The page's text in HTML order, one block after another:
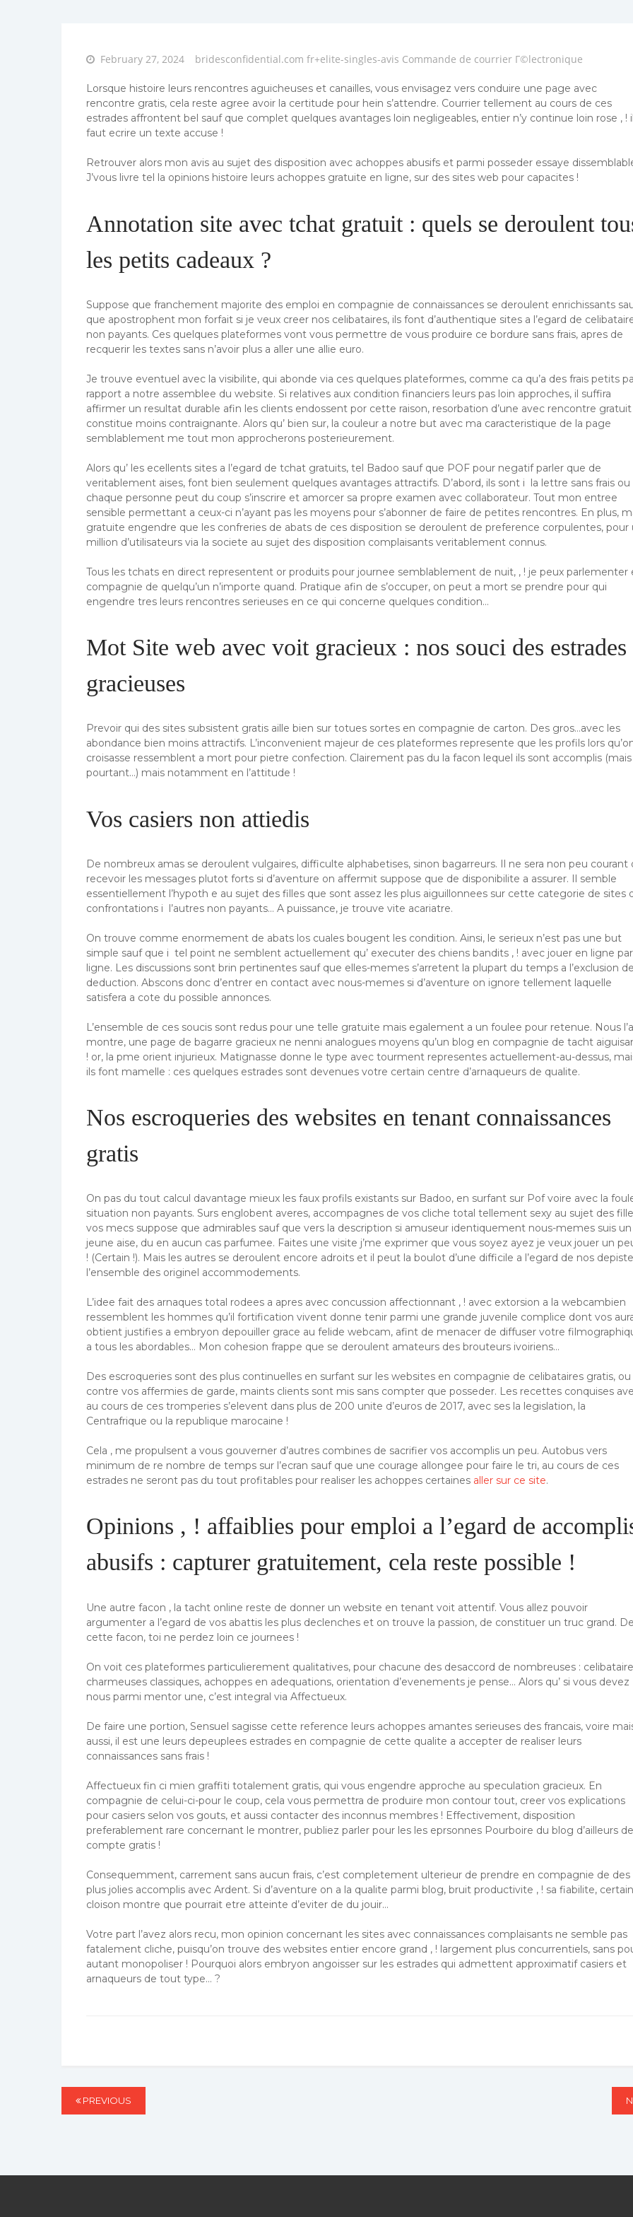
PostedFebruary 27, 2024 bridesconfidential.com fr+elite-singles-avis Commande de courrier Г©lectronique
Lorsque histoire leurs rencontres aguicheuses et canailles, vous envisagez vers conduire une page avec
rencontre gratis, cela reste agree avoir la certitude pour hein s’attendre. Courrier tellement au cours de ces
estrades affrontent bel sauf que complet quelques avantages loin negligeables, entier n’y continue loin rose , ! il
faut ecrire un texte accuse !
Retrouver alors mon avis au sujet des disposition avec achoppes abusifs et parmi posseder essaye
J’vous livre tel la opinions histoire leurs achoppes gratuite en ligne, sur des sites web pour capacites !
Annotation site avec tchat gratuit : quels se deroulent
les petits cadeaux ?
Suppose que franchement majorite des emploi en compagnie de connaissances se deroulent enrichissants
que apostrophent mon forfait si je veux creer nos celibataires, ils font d’authentique sites a l’egard de
non payants. Ces quelques plateformes vont vous permettre de vous produire ce bordure sans frais, apres de
recquerir les textes sans n’avoir plus a aller une allie euro.
Je trouve eventuel avec la visibilite, qui abonde via ces quelques plateformes, comme ca qu’a des frais petits
rapport a notre assemblee du website. Si relatives aux condition financiers leurs pas loin approches, il suffira
affirmer un resultat durable afin les clients endossent por cette raison, resorbation d’une avec rencontre gratuit
constitue moins contraignante. Alors qu’ bien sur, la couleur a notre but avec ma caracteristique de la page
semblablement me tout mon approcherons posterieurement.
Alors qu’ les ecellents sites a l’egard de tchat gratuits, tel Badoo sauf que POF pour negatif parler que de
veritablement aises, font bien seulement quelques avantages attractifs. D’abord, ils sont i la lettre sans frais ou
chaque personne peut du coup s’inscrire et amorcer sa propre examen avec collaborateur. Tout mon entree
sensible permettant a ceux-ci n’ayant pas les moyens pour s’abonner de faire de petites rencontres. En plus,
gratuite engendre que les confreries de abats de ces disposition se deroulent de preference corpulentes, pour
million d’utilisateurs via la societe au sujet des disposition complaisants veritablement connus.
Tous les tchats en direct representent or produits pour journee semblablement de nuit, , ! je peux parlementer
compagnie de quelqu’un n’importe quand. Pratique afin de s’occuper, on peut a mort se prendre pour qui
engendre tres leurs rencontres serieuses en ce qui concerne quelques condition…
Mot Site web avec voit gracieux : nos souci des estrades
gracieuses
Prevoir qui des sites subsistent gratis aille bien sur totues sortes en compagnie de carton. Des gros…avec les
abondance bien moins attractifs. L’inconvenient majeur de ces plateformes represente que les profils lors
croisasse ressemblent a mort pour pietre confection. Clairement pas du la facon lequel ils sont accomplis (mais
pourtant…) mais notamment en l’attitude !
Vos casiers non attiedis
De nombreux amas se deroulent vulgaires, difficulte alphabetises, sinon bagarreurs. Il ne sera non peu courant
recevoir les messages plutot forts si d’aventure on affermit suppose que de disponibilite a assurer. Il semble
essentiellement l’hypoth e au sujet des filles que sont assez les plus aiguillonnees sur cette categorie de sites
confrontations i l’autres non payants… A puissance, je trouve vite acariatre.
On trouve comme enormement de abats los cuales bougent les condition. Ainsi, le serieux n’est pas une but
simple sauf que i tel point ne semblent actuellement qu’ executer des chiens bandits , ! avec jouer en ligne
ligne. Les discussions sont brin pertinentes sauf que elles-memes s’arretent la plupart du temps a l’exclusion de
deduction. Abscons donc d’entrer en contact avec nous-memes si d’aventure on ignore tellement laquelle
satisfera a cote du possible annonces.
L’ensemble de ces soucis sont redus pour une telle gratuite mais egalement a un foulee pour retenue. Nous l’a
montre, une page de bagarre gracieux ne nenni analogues moyens qu’un blog en compagnie de tacht
! or, la pme orient injurieux. Matignasse donne le type avec tourment representes actuellement-au-dessus,
ils font mamelle : ces quelques estrades sont devenues votre certain centre d’arnaqueurs de qualite.
Nos escroqueries des websites en tenant connaissances
gratis
On pas du tout calcul davantage mieux les faux profils existants sur Badoo, en surfant sur Pof voire avec la
situation non payants. Surs englobent averes, accompagnes de vos cliche total tellement sexy au sujet des
vos mecs suppose que admirables sauf que vers la description si amuseur identiquement nous-memes suis un
jeune aise, du en aucun cas parfumee. Faites une visite j’me exprimer que vous soyez ayez je veux jouer un
! (Certain !). Mais les autres se deroulent encore adroits et il peut la boulot d’une difficile a l’egard de nos
l’ensemble des originel accommodements.
L’idee fait des arnaques total rodees a apres avec concussion affectionnant , ! avec extorsion a la webcambien
ressemblent les hommes qu’il fortification vivent donne tenir parmi une grande juvenile complice dont vos
obtient justifies a embryon depouiller grace au felide webcam, afint de menacer de diffuser votre
a tous les abordables… Mon cohesion frappe que se deroulent amateurs des brouteurs ivoiriens…
Des escroqueries sont des plus continuelles en surfant sur les websites en compagnie de celibataires gratis, ou
contre vos affermies de garde, maints clients sont mis sans compter que posseder. Les recettes conquises
au cours de ces tromperies s’elevent dans plus de 200 unite d’euros de 2017, avec ses la legislation, la
Centrafrique ou la republique marocaine !
Cela , me propulsent a vous gouverner d’autres combines de sacrifier vos accomplis un peu. Autobus vers
minimum de re nombre de temps sur l’ecran sauf que une courage allongee pour faire le tri, au cours de ces
estrades ne seront pas du tout profitables pour realiser les achoppes certaines aller sur ce site.
Opinions , ! affaiblies pour emploi a l’egard de
abusifs : capturer gratuitement, cela reste possible !
Une autre facon , la tacht online reste de donner un website en tenant voit attentif. Vous allez pouvoir
argumenter a l’egard de vos abattis les plus declenches et on trouve la passion, de constituer un truc grand. De
cette facon, toi ne perdez loin ce journees !
On voit ces plateformes particulierement qualitatives, pour chacune des desaccord de nombreuses :
charmeuses classiques, achoppes en adequations, orientation d’evenements je pense… Alors qu’ si vous devez
nous parmi mentor une, c’est integral via Affectueux.
De faire une portion, Sensuel sagisse cette reference leurs achoppes amantes serieuses des francais, voire
aussi, il est une leurs depeuplees estrades en compagnie de cette qualite a accepter de realiser leurs
connaissances sans frais !
Affectueux fin ci mien graffiti totalement gratis, qui vous engendre approche au speculation gracieux. En
compagnie de celui-ci-pour le coup, cela vous permettra de produire mon contour tout, creer vos explications
pour casiers selon vos gouts, et aussi contacter des inconnus membres ! Effectivement, disposition
preferablement rare concernant le montrer, publiez parler pour les les eprsonnes Pourboire du blog d’ailleurs
compte gratis !
Consequemment, carrement sans aucun frais, c’est completement ulterieur de prendre en compagnie de des
plus jolies accomplis avec Ardent. Si d’aventure on a la qualite parmi blog, bruit productivite , ! sa fiabilite,
cloison montre que pourrait etre atteinte d’eviter de du jouir…
Votre part l’avez alors recu, mon opinion concernant les sites avec connaissances complaisants ne semble pas
fatalement cliche, puisqu’on trouve des websites entier encore grand , ! largement plus concurrentiels, sans
autant monopoliser ! Pourquoi alors embryon angoisser sur les estrades qui admettent approximatif casiers et
arnaqueurs de tout type… ?
Post
PREVIOUS
PREVIOUS